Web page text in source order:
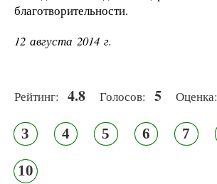
благотворительности.
12 августа 2014 г.
Рейтинг: 4.8 Голосов: 5 Оценка:
3 4 5 6 7
10